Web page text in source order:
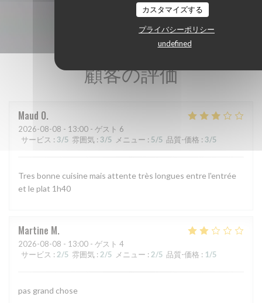
カスタマイズする
プライバシーポリシー
undefined
顧客の評価
Maud O
2026-08-08 - 13:00 - ゲスト 6
サービス : 3/5 雰囲気 : 3/5 メニュー : 5/5 品質-価格 : 3/5
Tres bonne cuisine mais attente très longues entre l'entrée
et le plat 1h40
Martine M
2026-08-08 - 13:00 - ゲスト 4
サービス : 2/5 雰囲気 : 2/5 メニュー : 2/5 品質-価格 : 1/5
pas grand chose